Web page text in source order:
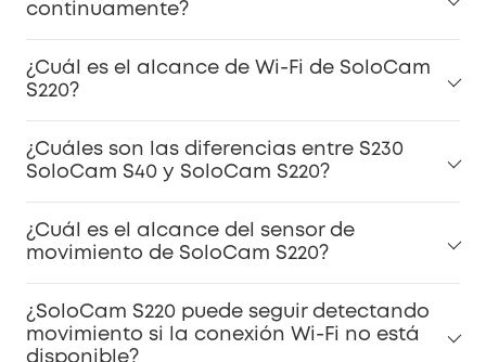
continuamente?
¿Cuál es el alcance de Wi-Fi de SoloCam
S220?
¿Cuáles son las diferencias entre S230
SoloCam S40 y SoloCam S220?
¿Cuál es el alcance del sensor de
movimiento de SoloCam S220?
¿SoloCam S220 puede seguir detectando
movimiento si la conexión Wi-Fi no está
disponible?